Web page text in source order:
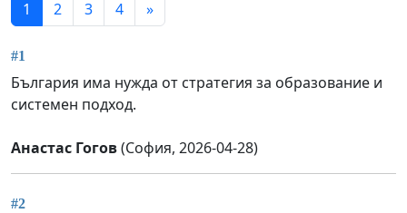
1 2 3 4 »
#1
България има нужда от стратегия за образование и
системен подход.
Анастас Гогов(София, 2026-04-28)
#2